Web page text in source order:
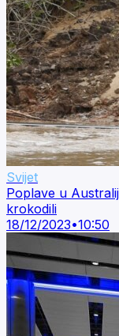
Svijet
Poplave u
krokodili
18/12/2023•10:50